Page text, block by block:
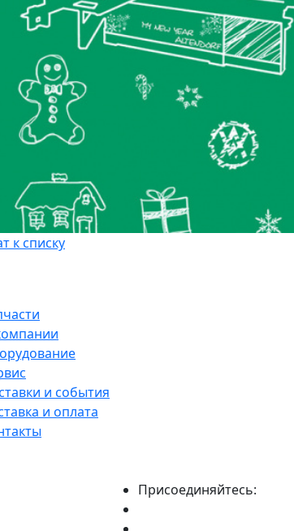
к списку
и события
и оплата
Присоединяйтесь: